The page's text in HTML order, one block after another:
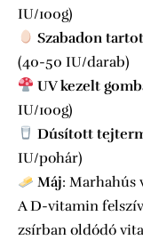
IU/100g)
Szabadon
(40-50 IU/darab)
UV kezelt
IU/100g)
Dúsított
IU/pohár)
Máj: Marhahús
A D-vitamin
zsírban oldódó